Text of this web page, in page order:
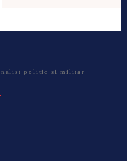
politic si militar